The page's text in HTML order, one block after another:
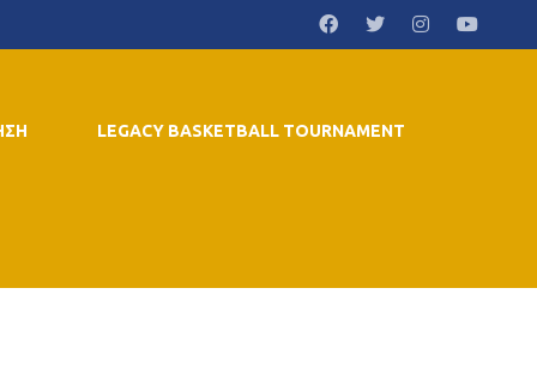
LEGACY BASKETBALL TOURNAMENT